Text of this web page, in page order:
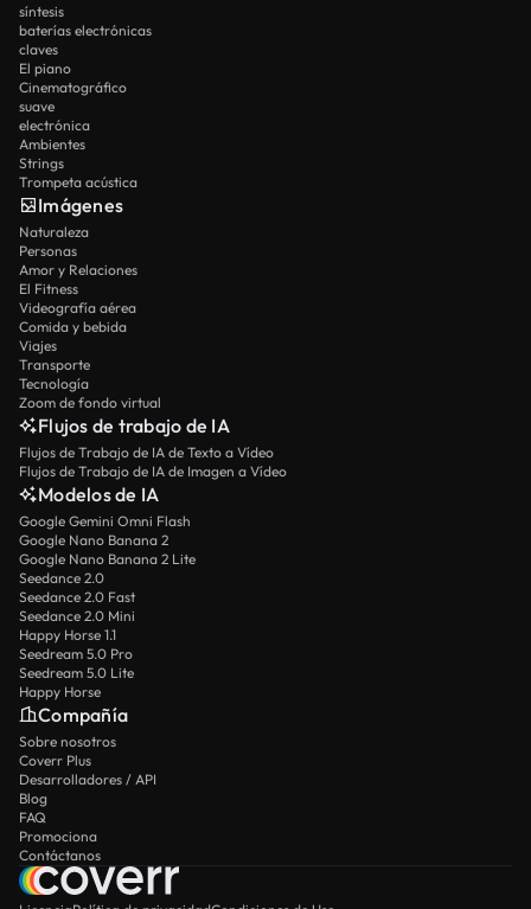
síntesis
baterías electrónicas
claves
El piano
Cinematográfico
suave
electrónica
Ambientes
Strings
Trompeta acústica
Imágenes
Naturaleza
Personas
Amor y Relaciones
El Fitness
Videografía aérea
Comida y bebida
Viajes
Transporte
Tecnología
Zoom de fondo virtual
Flujos de trabajo de IA
Flujos de Trabajo de IA de Texto a Vídeo
Flujos de Trabajo de IA de Imagen a Vídeo
Modelos de IA
Google Gemini Omni Flash
Google Nano Banana 2
Google Nano Banana 2 Lite
Seedance 2.0
Seedance 2.0 Fast
Seedance 2.0 Mini
Happy Horse 1.1
Seedream 5.0 Pro
Seedream 5.0 Lite
Happy Horse
Compañía
Sobre nosotros
Coverr Plus
Desarrolladores / API
Blog
FAQ
Promociona
Contáctanos